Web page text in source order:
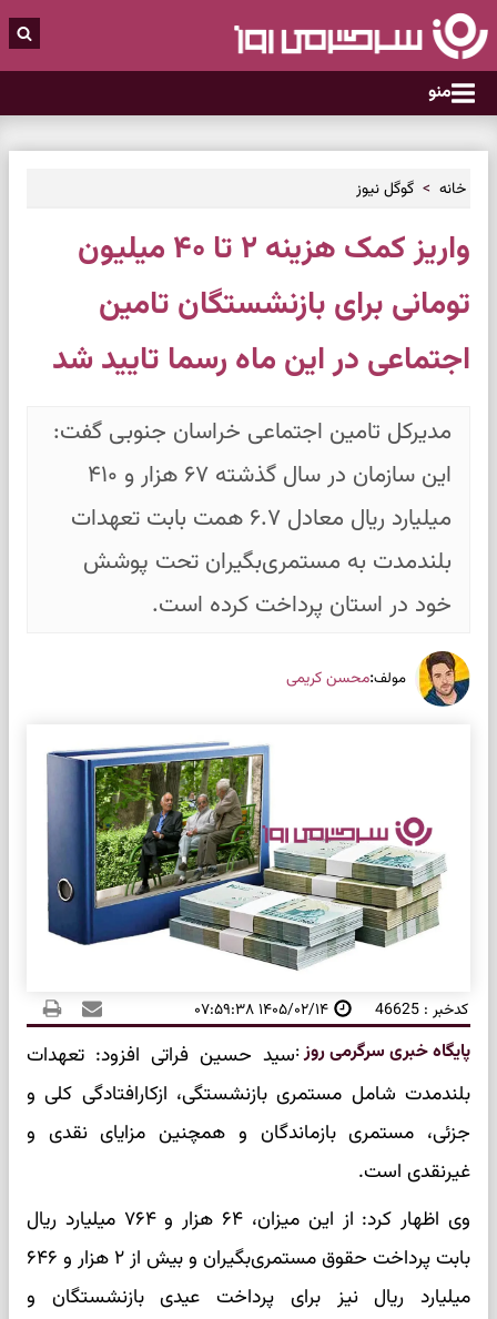
منو
خانه گوگل نیوز
واریز کمک هزینه ۲ تا ۴۰ میلیون
تومانی برای بازنشستگان تامین
اجتماعی در این ماه رسما تایید شد
مدیرکل تامین اجتماعی خراسان جنوبی گفت:
این سازمان در سال گذشته ۶۷ هزار و ۴۱۰
میلیارد ریال معادل ۶.۷ همت بابت تعهدات
بلندمدت به مستمری‌بگیران تحت پوشش
خود در استان پرداخت کرده است.
مولف:محسن کریمی
کدخبر : 46625 ۱۴۰۵/۰۲/۱۴ ۰۷:۵۹:۳۸
پایگاه خبری سرگرمی روز:سید حسین فراتی افزود: تعهدات
بلندمدت شامل مستمری بازنشستگی، ازکارافتادگی کلی و
جزئی، مستمری بازماندگان و همچنین مزایای نقدی و
غیرنقدی است.
وی اظهار کرد: از این میزان، ۶۴ هزار و ۷۶۴ میلیارد ریال
بابت پرداخت حقوق مستمری‌بگیران و بیش از ۲ هزار و ۶۴۶
میلیارد ریال نیز برای پرداخت عیدی بازنشستگان و